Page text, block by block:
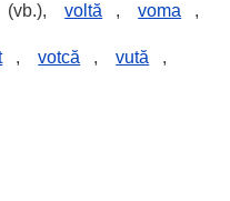
(vb.), voltă , voma ,
, votcă , vută ,